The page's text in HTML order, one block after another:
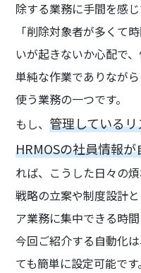
除する業務に手間を感
「削除対象者が多くて
いが起きないか心配で
単純な作業でありなが
使う業務の一つです。
もし、管理している
HRMOSの社員情報
れば、こうした日々の
戦略の立案や制度設計
ア業務に集中できる時
今回ご紹介する自動化
ても簡単に設定可能です。